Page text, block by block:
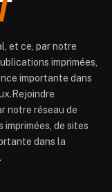
et ce, par notre
imprimées,
importante dans
notre réseau de
de sites
dans la